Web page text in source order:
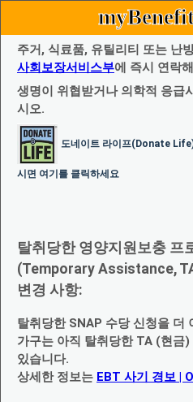
주거, 식료품, 유틸리티 또는 난
사회보장서비스부에 즉시 연락
생명이 위협받거나 의학적 응급
시오.
도네이트 라이프(Donate
시면 여기를 클릭하세요
탈취당한 영양지원보충 프
(Temporary Assistance,
변경 사항:
탈취당한 SNAP 수당 신청을 더
가구는 아직 탈취당한 TA (현금
있습니다.
상세한 정보는 EBT 사기 경보 |